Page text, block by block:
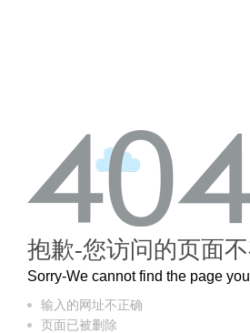
抱歉-您访问的页面不
Sorry-We cannot find the page you
输入的网址不正确
页面已被删除